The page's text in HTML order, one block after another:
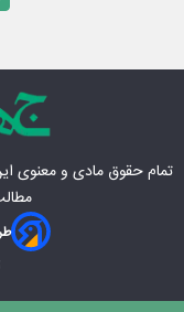
تمام حقوق مادی‌ و معنوی